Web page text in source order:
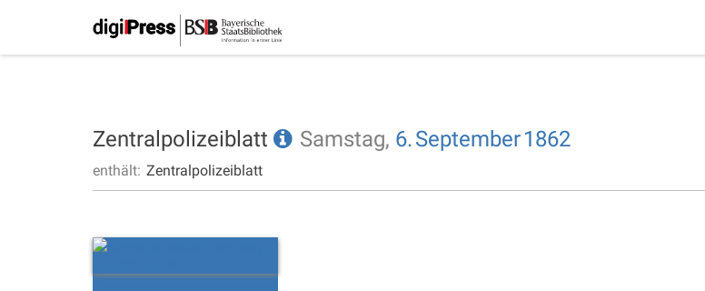
Zentralpolizeiblatt Samstag, 6.September1862
enthält: Zentralpolizeiblatt